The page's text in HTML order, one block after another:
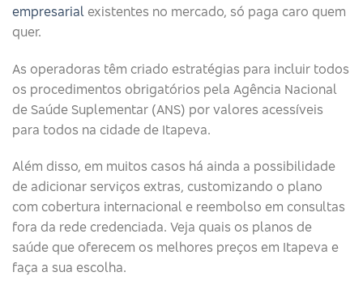
empresarial existentes no mercado, só paga caro quem
quer.
As operadoras têm criado estratégias para incluir todos
os procedimentos obrigatórios pela Agência Nacional
de Saúde Suplementar (ANS) por valores acessíveis
para todos na cidade de Itapeva.
Além disso, em muitos casos há ainda a possibilidade
de adicionar serviços extras, customizando o plano
com cobertura internacional e reembolso em consultas
fora da rede credenciada. Veja quais os planos de
saúde que oferecem os melhores preços em Itapeva e
faça a sua escolha.